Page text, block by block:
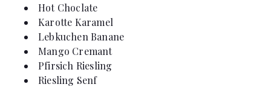
Hot Choclate
Karotte Karamel
Lebkuchen Banane
Mango Cremant
Pfirsich Riesling
Riesling Senf